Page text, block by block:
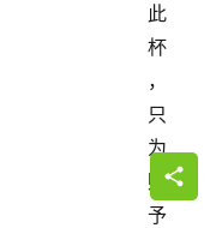
此
杯
，
只
为
赋
予